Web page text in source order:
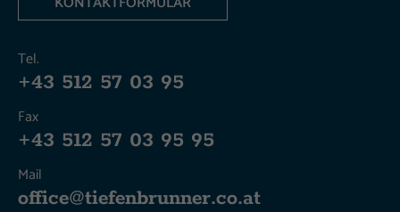
Tel.
+43 512 57 03 95
Fax
+43 512 57 03 95 95
Mail
office@tiefenbrunner.co.at